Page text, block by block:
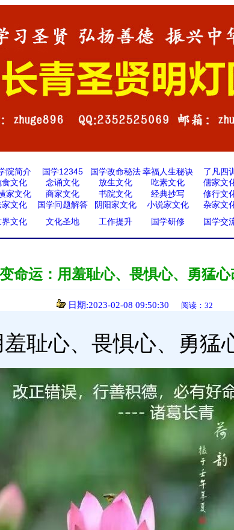
院简介 国学12345 国学改命秘法 幸福人生秘诀 了凡四训
文化
念诵文化 放生文化 吃素文化 儒家文
家文化
商家文化 书院文化 经典抄写 修行文
文化
国学问题解答 阴阳家文化 小说家文化 杂家文
文化
文化圣地 工作提升 国学研修 国学交
命运：用羞耻心、畏惧心、勇猛心
日期:2023-02-08 09:50:30 阅读：32
耻心、畏惧心、勇猛